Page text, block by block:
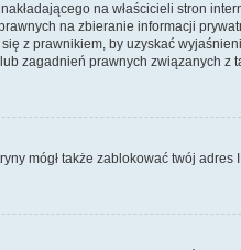
na właścicieli stron
na zbieranie informacji
z prawnikiem, by uzyskać
zagadnień prawnych związanych z
mógł także zablokować twój